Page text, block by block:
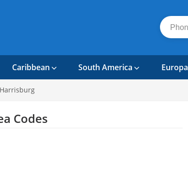
Caribbean South America Europa
Harrisburg
Codes